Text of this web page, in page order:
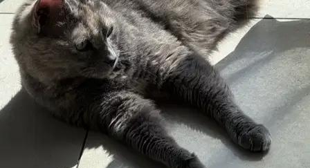
5.Anastasia
Nuovo
Como, 22100
a 2,6 km di distanza